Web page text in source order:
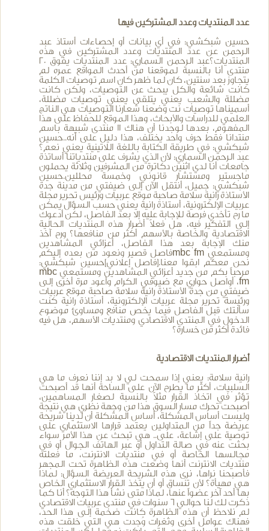
عدد المنتديات وعدد المشتركين فيها
حسين شبكشي: في أي بيانات أو إحصاءات أستاذ عبد
الرحمن عن عدد المنتديات وعدد المشتركين في هذه
المنتديات؟عبد الرحمن السماري: عدد المنتديات يفوق 20
منتدى أنا بالنسبة لموقعنا من أحدث المواقع عمره لم
يتجاوز بعد سنتين، كان لما ظهر كان اسم توصيات الكلمة
كانت شائعة والكل يبحث عن التوصيات، ولكن كانت
مضللة والشعب يعني يتلقى يعني توصيات مضللة،
أسميناها توصيات نت وضعنا شعارنا التوصيات هي الناتج
العلمي للدراسات والأبحاث، وهذا الموقع للحفاظ على هذا
المفهوم، بعدها لوجدنا أن هناك 11 منتدى شبيهة باسم
منتدانا فقط حرف واحد يختلف، هذا دليل على أنه..حسين
شبكشي: في طريقة الكتابة باللغة اللاتينية يعني نعم؟
عبد الرحمن السماري: لأن الذي يشرف على منتدياتنا أساتذة
جامعات أنا لدي اثنين دكاترة من المشرفين وثلاثة يحملون
ماجستير ومستشار قانوني وخمسة محللين.حسين
شبكشي: جميل، أنتقل الآن إلى ضيفتي من مدينة جدة
الأستاذة رانية سلامة صاحبة موقع عربيات ورئيس تحرير مجلة
عربيات الإلكترونية، أستاذة رانية يعني حسب السؤال يمكن
ما رح تأخدي فرصة للإجابة عليه إلا بعد الفاصل، لكن أدعوك
إلى التفكير فيه، هل فعلاً أضرار هذه المنتديات الحالية
الاقتصادية والخاصة بالأسهم أكثر من منافعها؟ ورح آخذ
منك الإجابة بعد هذا الفاصل، أعزائي المشاهدين
ومستمعي mbc fmفاصل قصير ونعود من بعده إليكم
نحن معكم ابقوا معنا.[فاصل إعلاني]حسين شبكشي:
مرحباً بكم من جديد أعزائي المشاهدين ومستمعي mbc
fm، أواصل حواري مع ضيوفي الكرام وأعود مرة أخرى إلى
ضيفتي من جدة الأستاذة رانية سلامة صاحبة موقع عربيات
ورئيسة تحرير مجلة عربيات الإلكترونية، أستاذة رانية كنت
سألتك قبل الفاصل فيما يخص منافع ومساوئ موضوع
الدخول في المنتدى الاقتصادي ومنتديات الأسهم، هل فيه
فائدة أكثر من خسارة؟
أضرار المنتديات الاقتصادية
رانية سلامة: يعني إذا سمحت لي لا بد إننا نعرف ما هي
السلبيات، أكثر ما يطرح الآن على الساحة أنها قد أصبحت
تؤثر في اتخاذ القرار مثلاً بالنسبة لصغار المساهمين،
أصبحت تحرك مسار السوق هذا من وجهة نظري هي نتيجة
وليست أساس المشكلة، أساس المشكلة أن لدينا شريحة
عريضة جداً من المتداولين يعتمد قرارها الاستثماري على
توصية على إشاعة، على.. هي تبحث عن هذا الأمر سواء
بحثت عنه في صالة التداول أو عبر الهاتف الجوال أو في
مجالسها الخاصة أو في منتديات الانترنت، ما فعلته
منتديات الانترنت أنها وضعت هذه الظاهرة تحت المجهر
فأصبحنا نراها، نرى هذه الشريحة العريضة السؤال: لماذا
هي مهيأة؟ لأن تنساق أو أن يتخذ القرار الاستثماري الخاص
بها أحد آخر عضواً عنها، لماذا متى نشأ هذا التوجه؟ أنا كما
ذكرت لك لنا حوالي 6 سنوات في منتدى عربيات الاقتصادي
لم نلاحظ أن هذه الظاهرة كانت ضخمة إلى هذا الحد،
فهناك عوامل أخرى وثغرات وُجدت هي التي خلقت هذه